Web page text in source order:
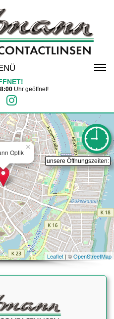
Uhr geöffnet!
Optik
×
Leaflet| ©OpenStreetMap
unsere Öffnungszeiten: